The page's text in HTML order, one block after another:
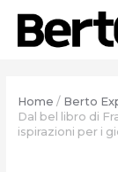
contenuto
navigazione
contenuto
Home
Berto
Dal bel libro di
ispirazioni per i